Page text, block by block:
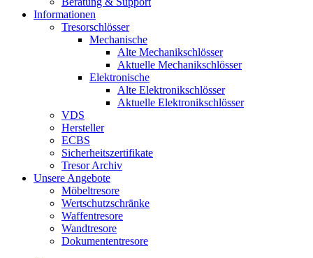
Informationen
Tresorschlösser
Mechanische
Alte Mechanikschlösser
Aktuelle Mechanikschlösser
Elektronische
Alte Elektronikschlösser
Aktuelle Elektronikschlösser
VDS
Hersteller
ECBS
Sicherheitszertifikate
Tresor Archiv
Unsere Angebote
Möbeltresore
Wertschutzschränke
Waffentresore
Wandtresore
Dokumententresore